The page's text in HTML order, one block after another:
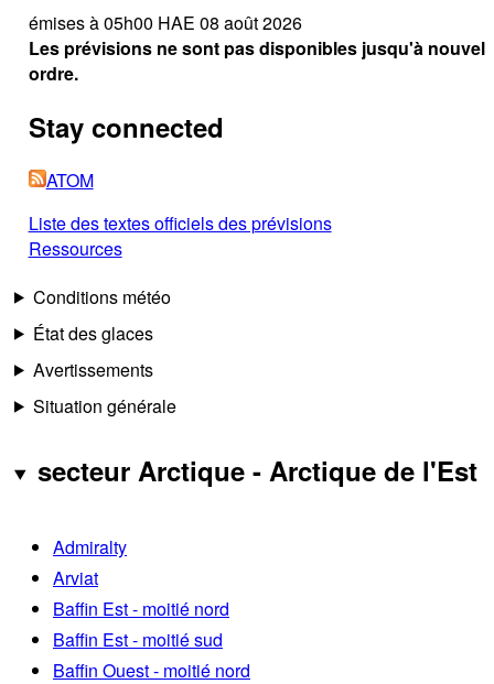
émises à 05h00 HAE 08 août 2026
Les prévisions ne sont pas disponibles jusqu'à nouvel
ordre.
Stay connected
ATOM
Liste des textes officiels des prévisions
Ressources
Conditions météo
État des glaces
Avertissements
Situation générale
secteur Arctique - Arctique de l'Est
Admiralty
Arviat
Baffin Est - moitié nord
Baffin Est - moitié sud
Baffin Ouest - moitié nord